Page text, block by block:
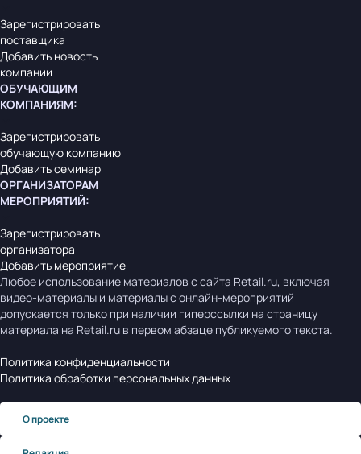
Зарегистрировать
поставщика
Добавить новость
компании
ОБУЧАЮЩИМ
КОМПАНИЯМ:
Зарегистрировать
обучающую компанию
Добавить семинар
ОРГАНИЗАТОРАМ
МЕРОПРИЯТИЙ:
Зарегистрировать
организатора
Добавить мероприятие
Любое использование материалов с сайта Retail.ru, включая
видео-материалы и материалы с онлайн-мероприятий
допускается только при наличии гиперссылки на страницу
материала на Retail.ru в первом абзаце публикуемого текста.
Политика конфиденциальности
Политика обработки персональных данных
О проекте